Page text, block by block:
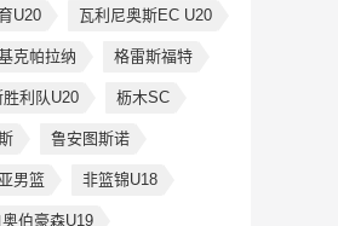
U20 瓦利尼奥斯EC U20
克帕拉纳 格雷斯福特
胜利队U20 枥木SC
鲁安图斯诺
男篮 非篮锦U18
伯豪森U19